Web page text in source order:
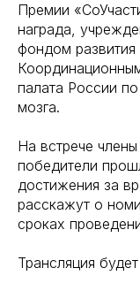
Премии
награда,
фондом развития
палата России
мозга.
На встрече
победители
достижения за
расскажут о
сроках
Трансляция